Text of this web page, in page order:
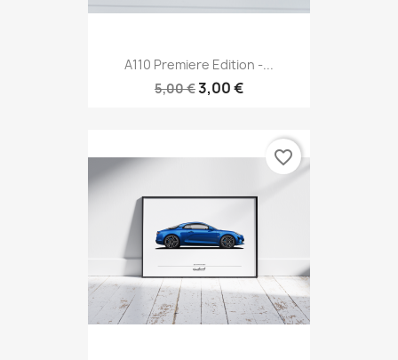
A110 Premiere Edition -...
5,00 €3,00 €
favorite_border